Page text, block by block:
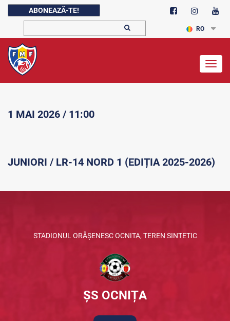
ABONEAZĂ-TE!
RO
1 MAI 2026 / 11:00
JUNIORI / LR-14 NORD 1 (EDIȚIA 2025-2026)
STADIONUL ORĂȘENESC OCNITA, TEREN SINTETIC
ȘS OCNIȚA